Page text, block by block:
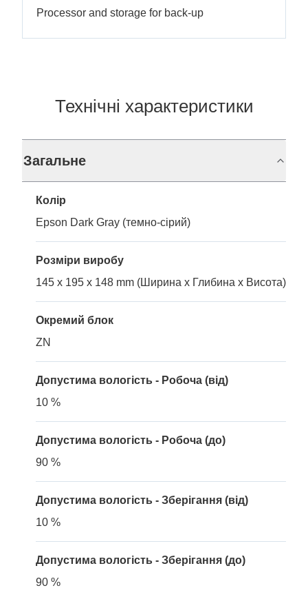
Processor and storage for back-up
Технічні характеристики
Загальне
Колір
Epson Dark Gray (темно-сірий)
Розміри виробу
145 x 195 x 148 mm (Ширина x Глибина x Висота)
Окремий блок
ZN
Допустима вологість - Робоча (від)
10 %
Допустима вологість - Робоча (до)
90 %
Допустима вологість - Зберігання (від)
10 %
Допустима вологість - Зберігання (до)
90 %